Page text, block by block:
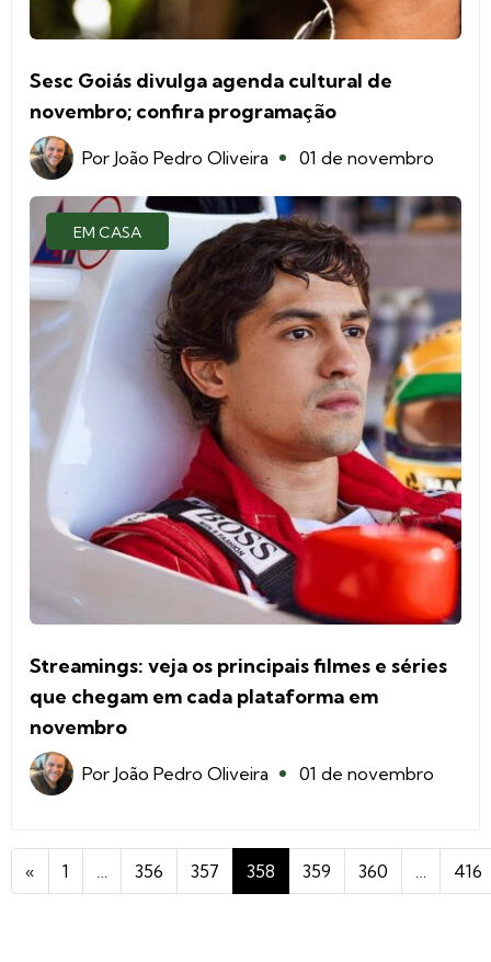
Sesc Goiás divulga agenda cultural de
novembro; confira programação
Por João Pedro Oliveira 01 de novembro
EM CASA
Streamings: veja os principais filmes e séries
que chegam em cada plataforma em
novembro
Por João Pedro Oliveira 01 de novembro
« 1 … 356 357 358 359 360 … 416